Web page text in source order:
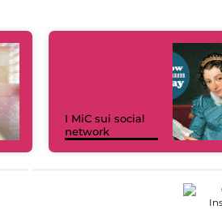
I MiC sui social
network